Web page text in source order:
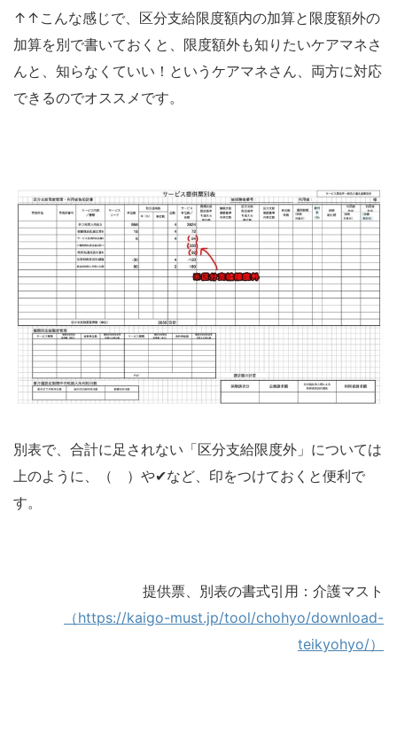
↑↑こんな感じで、区分支給限度額内の加算と限度額外の
加算を別で書いておくと、限度額外も知りたいケアマネさ
んと、知らなくていい！というケアマネさん、両方に対応
できるのでオススメです。
別表で、合計に足されない「区分支給限度外」については
上のように、（ ）や✔︎など、印をつけておくと便利で
す。
提供票、別表の書式引用：介護マスト
（https://kaigo-must.jp/tool/chohyo/download-
teikyohyo/）